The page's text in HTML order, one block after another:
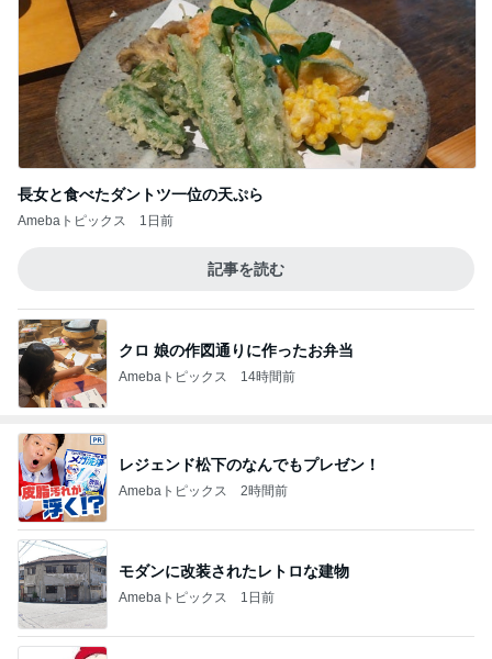
長女と食べたダントツ一位の天ぷら
Amebaトピックス 1日前
記事を読む
クロ 娘の作図通りに作ったお弁当
Amebaトピックス 14時間前
レジェンド松下のなんでもプレゼン！
Amebaトピックス 2時間前
モダンに改装されたレトロな建物
Amebaトピックス 1日前